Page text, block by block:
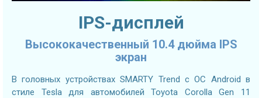
IPS-дисплей
Высококачественный 10.4 дюйма IPS
экран
В головных устройствах SMARTY Trend с ОС Android в
стиле Tesla для автомобилей Toyota Corolla Gen 11